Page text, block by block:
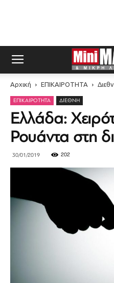
Αρχική ΕΠΙΚΑΙΡΟΤΗΤΑ
ΕΠΙΚΑΙΡΟΤΗΤΑ ΔΙΕΘΝΉ
Ελλάδα:
Ρουάντα στη
30/01/2019 202